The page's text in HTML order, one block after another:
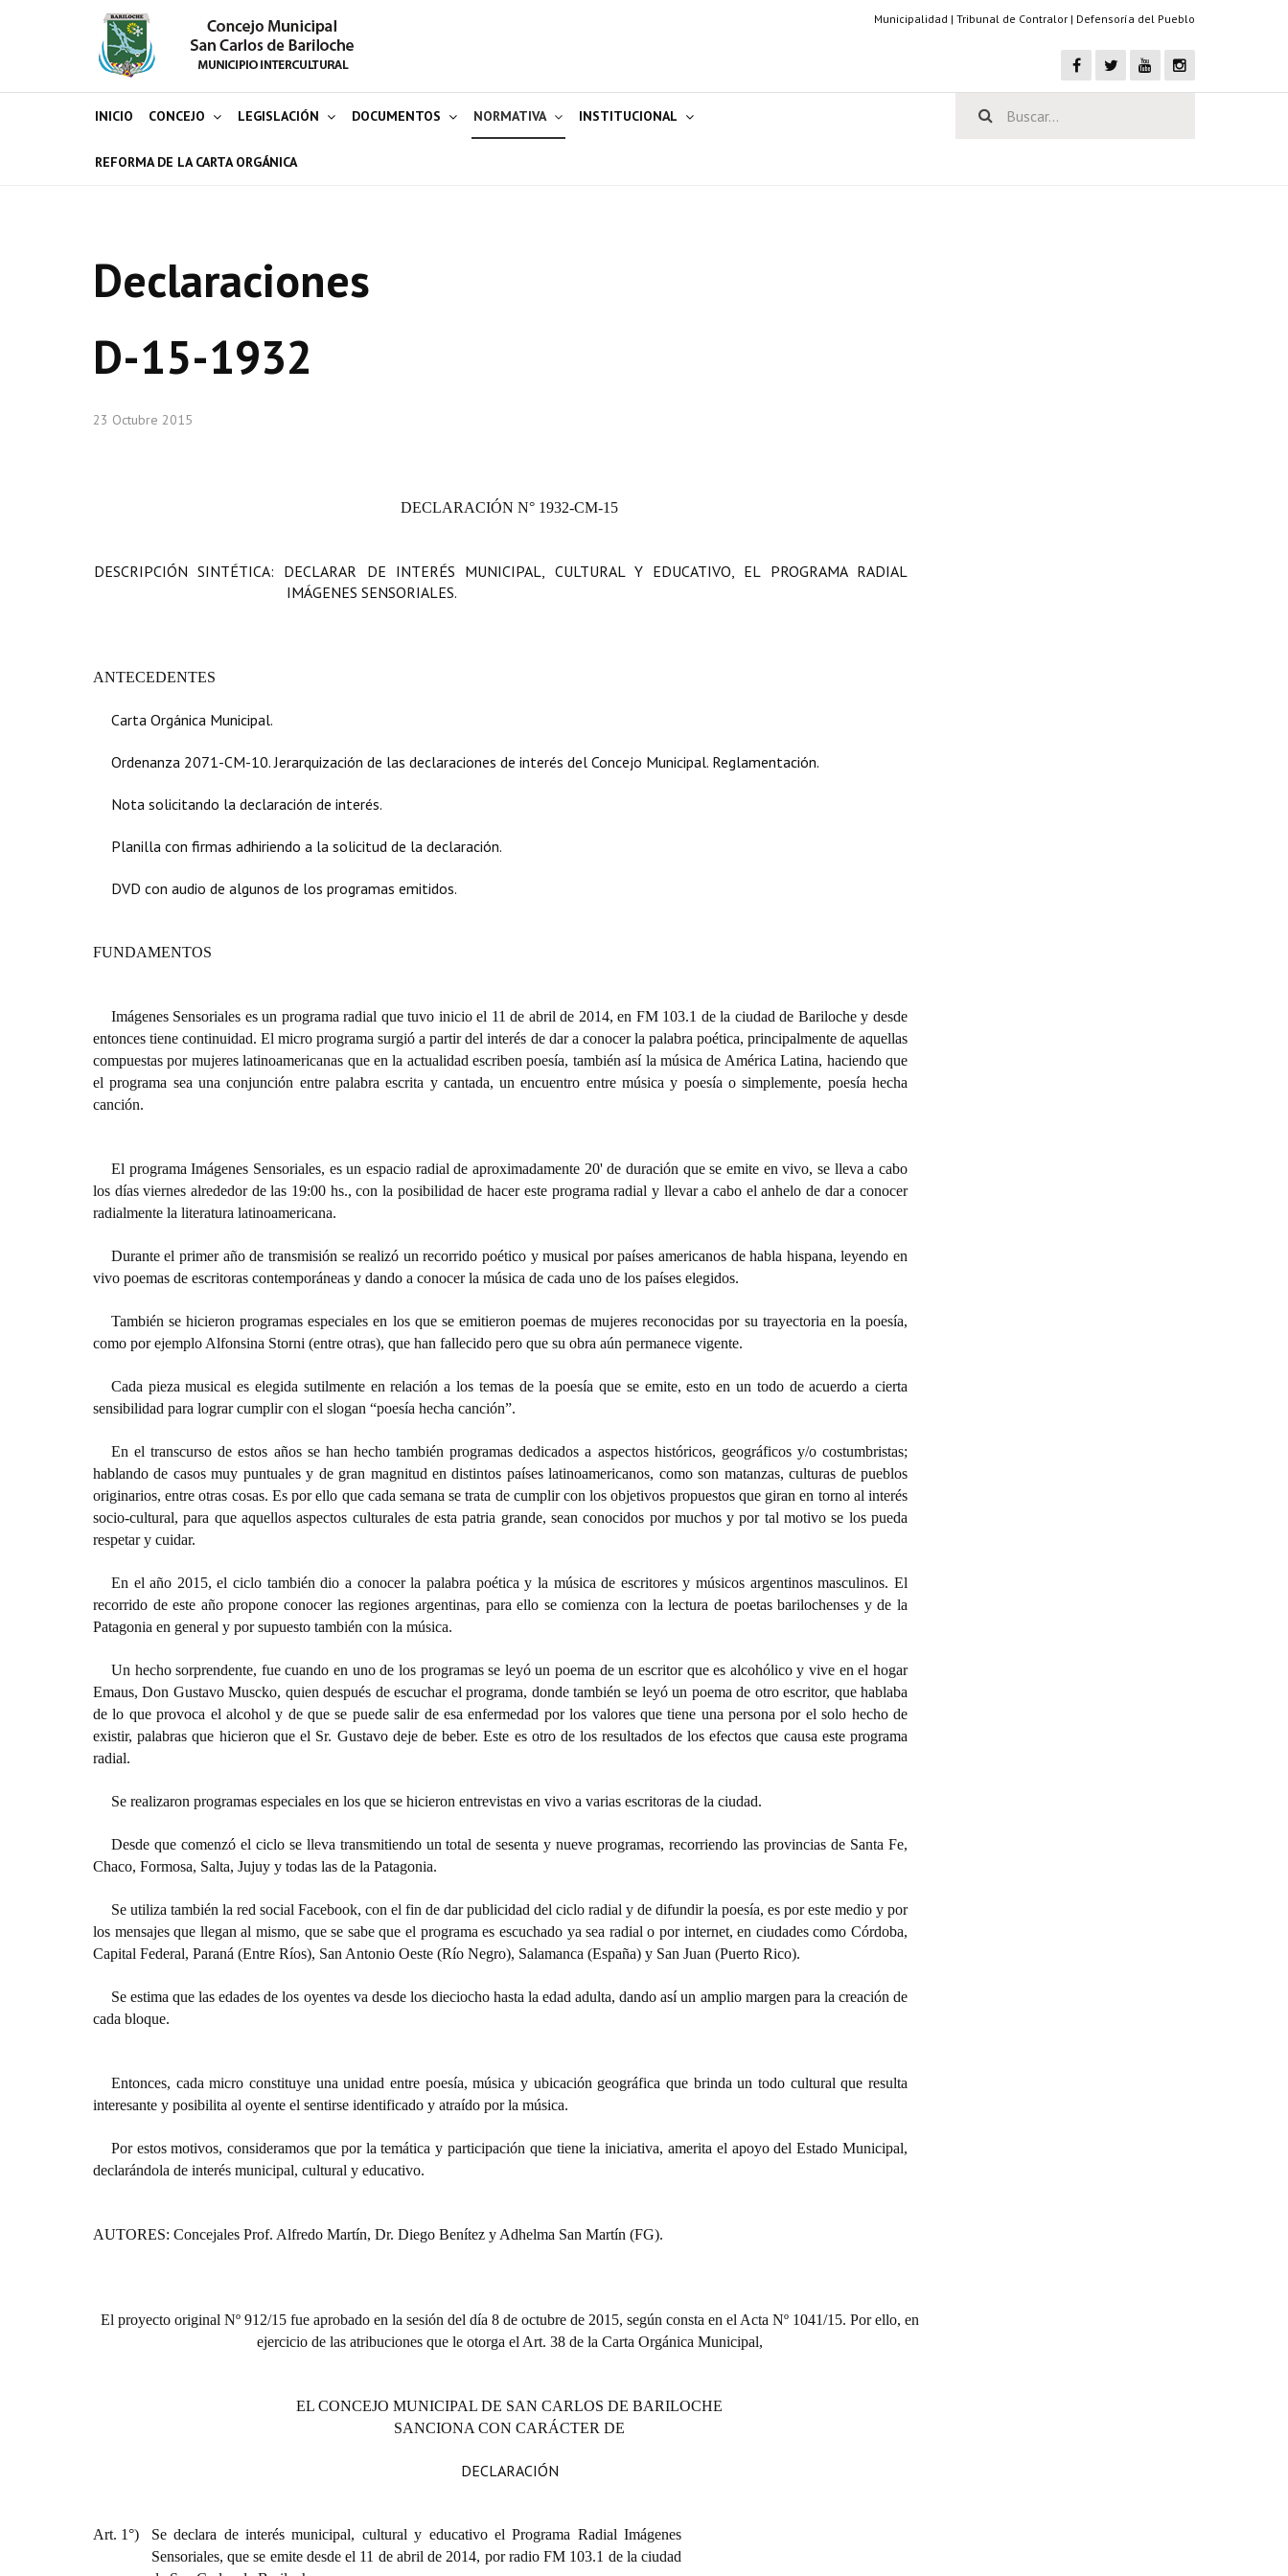
Municipalidad | Tribunal de Contralor | Defensoría del Pueblo
INICIO CONCEJO LEGISLACIÓN DOCUMENTOS NORMATIVA INSTITUCIONAL
REFORMA DE LA CARTA ORGÁNICA
Declaraciones
D-15-1932
23 Octubre 2015
DECLARACIÓN N° 1932-CM-15
DESCRIPCIÓN SINTÉTICA: DECLARAR DE INTERÉS MUNICIPAL, CULTURAL Y EDUCATIVO, EL PROGRAMA RADIAL
IMÁGENES SENSORIALES.
ANTECEDENTES
Carta Orgánica Municipal.
Ordenanza 2071-CM-10. Jerarquización de las declaraciones de interés del Concejo Municipal. Reglamentación.
Nota solicitando la declaración de interés.
Planilla con firmas adhiriendo a la solicitud de la declaración.
DVD con audio de algunos de los programas emitidos.
FUNDAMENTOS
Imágenes Sensoriales es un programa radial que tuvo inicio el 11 de abril de 2014, en FM 103.1 de la ciudad de Bariloche y desde
entonces tiene continuidad. El micro programa surgió a partir del interés de dar a conocer la palabra poética, principalmente de aquellas
compuestas por mujeres latinoamericanas que en la actualidad escriben poesía, también así la música de América Latina, haciendo que
el programa sea una conjunción entre palabra escrita y cantada, un encuentro entre música y poesía o simplemente, poesía hecha
canción.
El programa Imágenes Sensoriales, es un espacio radial de aproximadamente 20' de duración que se emite en vivo, se lleva a cabo
los días viernes alrededor de las 19:00 hs., con la posibilidad de hacer este programa radial y llevar a cabo el anhelo de dar a conocer
radialmente la literatura latinoamericana.
Durante el primer año de transmisión se realizó un recorrido poético y musical por países americanos de habla hispana, leyendo en
vivo poemas de escritoras contemporáneas y dando a conocer la música de cada uno de los países elegidos.
También se hicieron programas especiales en los que se emitieron poemas de mujeres reconocidas por su trayectoria en la poesía,
como por ejemplo Alfonsina Storni (entre otras), que han fallecido pero que su obra aún permanece vigente.
Cada pieza musical es elegida sutilmente en relación a los temas de la poesía que se emite, esto en un todo de acuerdo a cierta
sensibilidad para lograr cumplir con el slogan “poesía hecha canción”.
En el transcurso de estos años se han hecho también programas dedicados a aspectos históricos, geográficos y/o costumbristas;
hablando de casos muy puntuales y de gran magnitud en distintos países latinoamericanos, como son matanzas, culturas de pueblos
originarios, entre otras cosas. Es por ello que cada semana se trata de cumplir con los objetivos propuestos que giran en torno al interés
socio-cultural, para que aquellos aspectos culturales de esta patria grande, sean conocidos por muchos y por tal motivo se los pueda
respetar y cuidar.
En el año 2015, el ciclo también dio a conocer la palabra poética y la música de escritores y músicos argentinos masculinos. El
recorrido de este año propone conocer las regiones argentinas, para ello se comienza con la lectura de poetas barilochenses y de la
Patagonia en general y por supuesto también con la música.
Un hecho sorprendente, fue cuando en uno de los programas se leyó un poema de un escritor que es alcohólico y vive en el hogar
Emaus, Don Gustavo Muscko, quien después de escuchar el programa, donde también se leyó un poema de otro escritor, que hablaba
de lo que provoca el alcohol y de que se puede salir de esa enfermedad por los valores que tiene una persona por el solo hecho de
existir, palabras que hicieron que el Sr. Gustavo deje de beber. Este es otro de los resultados de los efectos que causa este programa
radial.
Se realizaron programas especiales en los que se hicieron entrevistas en vivo a varias escritoras de la ciudad.
Desde que comenzó el ciclo se lleva transmitiendo un total de sesenta y nueve programas, recorriendo las provincias de Santa Fe,
Chaco, Formosa, Salta, Jujuy y todas las de la Patagonia.
Se utiliza también la red social Facebook, con el fin de dar publicidad del ciclo radial y de difundir la poesía, es por este medio y por
los mensajes que llegan al mismo, que se sabe que el programa es escuchado ya sea radial o por internet, en ciudades como Córdoba,
Capital Federal, Paraná (Entre Ríos), San Antonio Oeste (Río Negro), Salamanca (España) y San Juan (Puerto Rico).
Se estima que las edades de los oyentes va desde los dieciocho hasta la edad adulta, dando así un amplio margen para la creación de
cada bloque.
Entonces, cada micro constituye una unidad entre poesía, música y ubicación geográfica que brinda un todo cultural que resulta
interesante y posibilita al oyente el sentirse identificado y atraído por la música.
Por estos motivos, consideramos que por la temática y participación que tiene la iniciativa, amerita el apoyo del Estado Municipal,
declarándola de interés municipal, cultural y educativo.
AUTORES: Concejales Prof. Alfredo Martín, Dr. Diego Benítez y Adhelma San Martín (FG).
El proyecto original Nº 912/15 fue aprobado en la sesión del día 8 de octubre de 2015, según consta en el Acta Nº 1041/15. Por ello, en
ejercicio de las atribuciones que le otorga el Art. 38 de la Carta Orgánica Municipal,
EL CONCEJO MUNICIPAL DE SAN CARLOS DE BARILOCHE
SANCIONA CON CARÁCTER DE
DECLARACIÓN
Art. 1°)
Se declara de interés municipal, cultural y educativo el Programa Radial Imágenes
Sensoriales, que se emite desde el 11 de abril de 2014, por radio FM 103.1 de la ciudad